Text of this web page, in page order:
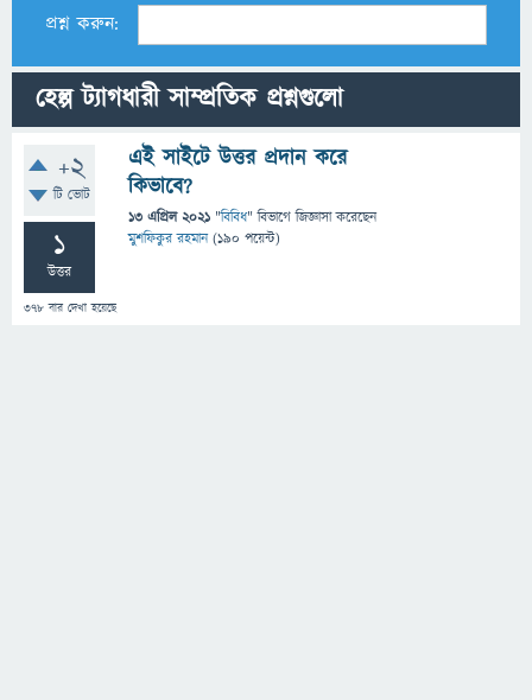
প্রশ্ন করুন:
হেল্প ট্যাগধারী সাম্প্রতিক প্রশ্নগুলো
+2
টি ভোট
1
উত্তর
378 বার দেখা হয়েছে
এই সাইটে উত্তর প্রদান করে
কিভাবে?
13 এপ্রিল 2021 "বিবিধ" বিভাগে জিজ্ঞাসাকরেছেন
মুশফিকুর রহমান (190 পয়েন্ট)